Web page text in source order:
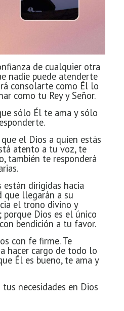
de cualquier otra
nadie puede atenderte
consolarte como Él lo
como tu Rey y Señor.
sólo Él te ama y sólo
el Dios a quien estás
atento a tu voz, te
también te responderá
están dirigidas hacia
que llegarán a su
el trono divino y
porque Dios es el único
bendición a tu favor.
con fe firme. Te
hacer cargo de todo lo
Él es bueno, te ama y
necesidades en Dios